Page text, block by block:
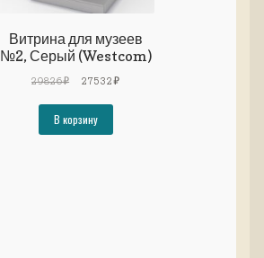
Витрина для музеев
№2, Серый (Westcom)
29826₽
Первоначальная
29826₽.
27532₽Текущая
В корзину